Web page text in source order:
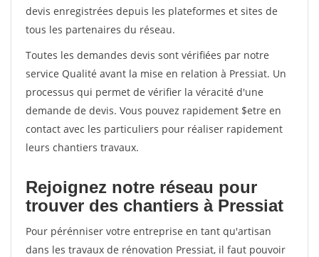
devis enregistrées depuis les plateformes et sites de
tous les partenaires du réseau.
Toutes les demandes devis sont vérifiées par notre
service Qualité avant la mise en relation à Pressiat. Un
processus qui permet de vérifier la véracité d'une
demande de devis. Vous pouvez rapidement $etre en
contact avec les particuliers pour réaliser rapidement
leurs chantiers travaux.
Rejoignez notre réseau pour
trouver des chantiers à Pressiat
Pour pérénniser votre entreprise en tant qu'artisan
dans les travaux de rénovation Pressiat, il faut pouvoir